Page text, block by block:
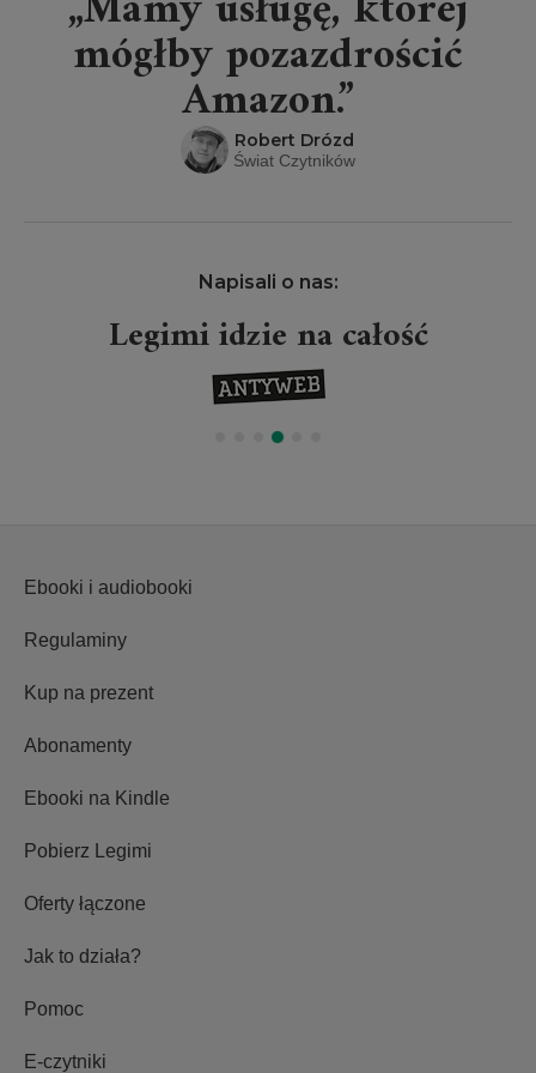
mógłby pozazdrościć
Amazon.”
Robert Drózd
Świat Czytników
Napisali o nas:
Legimi idzie na całość
Ebooki i audiobooki
Regulaminy
Kup na prezent
Abonamenty
Ebooki na Kindle
Pobierz Legimi
Oferty łączone
Jak to działa?
Pomoc
E-czytniki